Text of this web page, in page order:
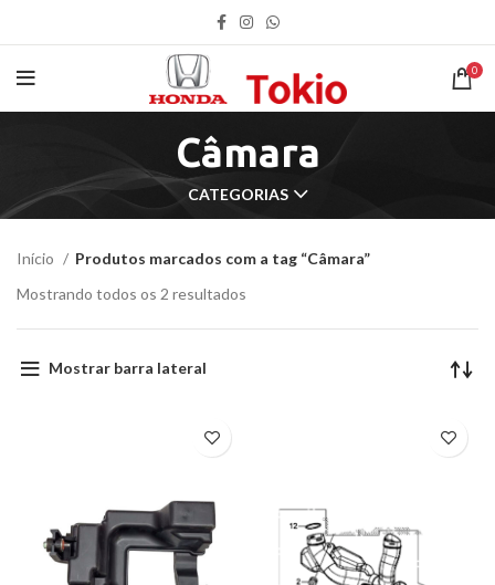
0
Câmara
CATEGORIAS
Início
Produtos marcados com a tag “Câmara”
Mostrando todos os 2 resultados
Mostrar barra lateral